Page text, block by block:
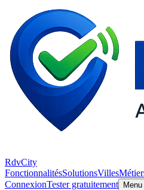
RdvCity
FonctionnalitésSolutionsVilles
ConnexionTester gratuitement Menu